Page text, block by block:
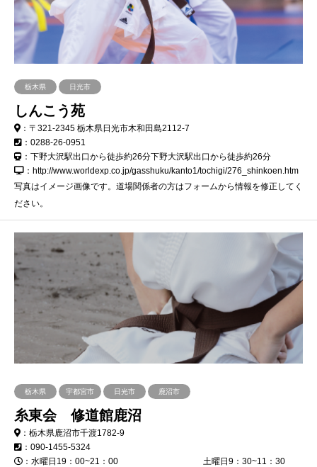
栃木県 日光市
しんこう苑
：〒321-2345 栃木県日光市木和田島2112-7
：0288-26-0951
：下野大沢駅出口から徒歩約26分下野大沢駅出口から徒歩約26分
：http://www.worldexp.co.jp/gasshuku/kanto1/tochigi/276_shinkoen.htm
写真はイメージ画像です。道場関係者の方はフォームから情報を修正してく
ださい。
栃木県 宇都宮市 日光市 鹿沼市
糸東会 修道館鹿沼
：栃木県鹿沼市千渡1782-9
：090-1455-5324
：水曜日19：00~21：00 土曜日9：30~11：30